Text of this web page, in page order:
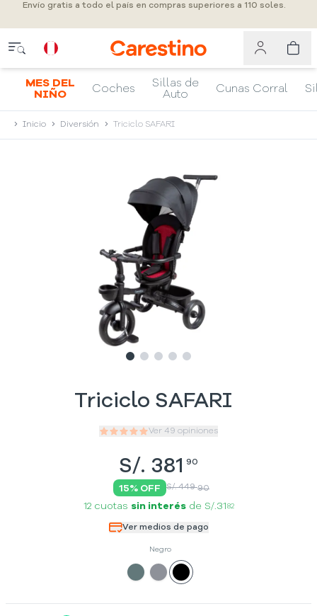
Envío gratis a todo el país en compras superiores a 110 soles.
MES DEL
NIÑO
Coches
Sillas de
Auto
Cunas Corral
Inicio Diversión Triciclo SAFARI
Slide1
Slide2
Slide3
SlideSlide
Triciclo SAFARI
Ver 49 opiniones
S/. 381 90
15% OFF S/. 449 90
12 cuotas sin interésde S/.31 82
Ver medios de pago
Negro